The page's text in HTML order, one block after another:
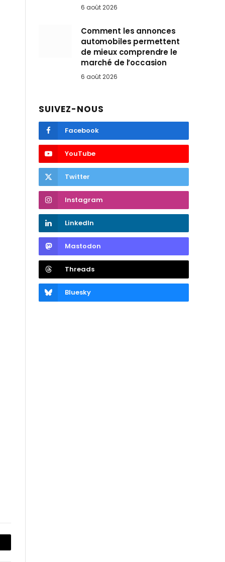
6 août 2026
Comment les annonces
automobiles permettent
de mieux comprendre le
marché de l’occasion
6 août 2026
SUIVEZ-NOUS
Facebook
YouTube
Twitter
Instagram
LinkedIn
Mastodon
Threads
Bluesky